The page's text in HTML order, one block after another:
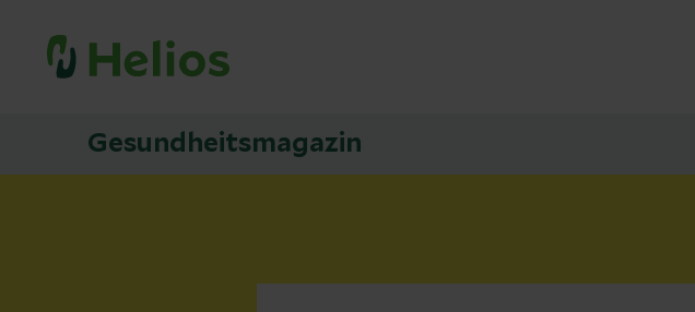
Gesundheitsmagazin